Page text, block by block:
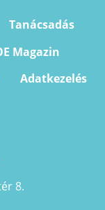
Tanácsadás
Magazin
Adatkezelés
8.